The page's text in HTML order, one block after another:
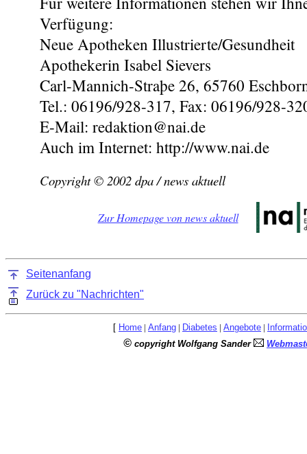
Verfügung:
Neue Apotheken Illustrierte/Gesundheit
Apothekerin Isabel Sievers
Carl-Mannich-Straþe 26, 65760
Tel.: 06196/928-317, Fax: 06196/928-
E-Mail: redaktion@nai.de
Auch im Internet: http://www.nai.de
Copyright © 2002 dpa / news aktuell
Zur Homepage von news aktuell
Seitenanfang
Zurück zu "Nachrichten"
[ Home | Anfang | Diabetes | Angebote |
© copyright Wolfgang Sander